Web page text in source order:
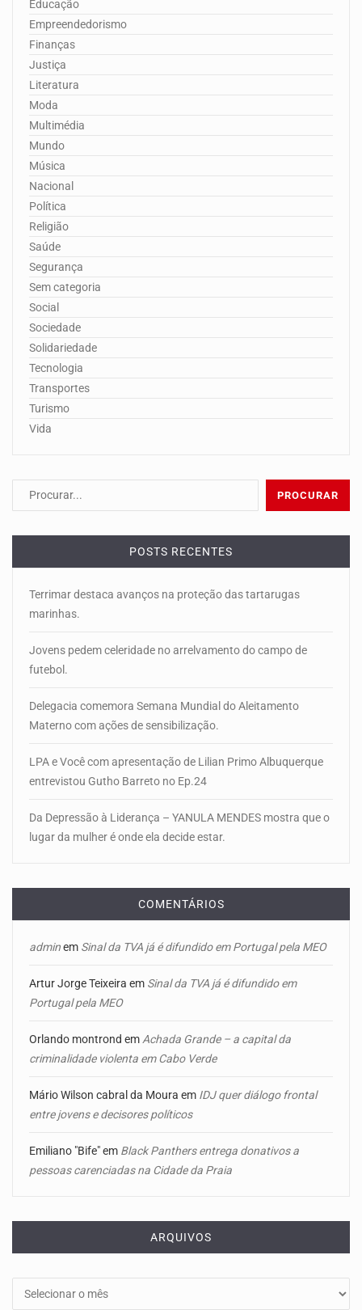
Educação
Empreendedorismo
Finanças
Justiça
Literatura
Moda
Multimédia
Mundo
Música
Nacional
Política
Religião
Saúde
Segurança
Sem categoria
Social
Sociedade
Solidariedade
Tecnologia
Transportes
Turismo
Vida
POSTS RECENTES
Terrimar destaca avanços na proteção das tartarugas
marinhas.
Jovens pedem celeridade no arrelvamento do campo de
futebol.
Delegacia comemora Semana Mundial do Aleitamento
Materno com ações de sensibilização.
LPA e Você com apresentação de Lilian Primo Albuquerque
entrevistou Gutho Barreto no Ep.24
Da Depressão à Liderança – YANULA MENDES mostra que o
lugar da mulher é onde ela decide estar.
COMENTÁRIOS
adminem Sinal da TVA já é difundido em Portugal pela MEO
Artur Jorge Teixeira em Sinal da TVA já é difundido em
Portugal pela MEO
Orlando montrond em Achada Grande – a capital da
criminalidade violenta em Cabo Verde
Mário Wilson cabral da Moura em IDJ quer diálogo frontal
entre jovens e decisores políticos
Emiliano "Bife"em Black Panthers entrega donativos a
pessoas carenciadas na Cidade da Praia
ARQUIVOS